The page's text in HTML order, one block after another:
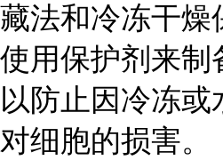
藏法和冷冻干燥
使用保护剂来制
以防止因冷冻
对细胞的损害。